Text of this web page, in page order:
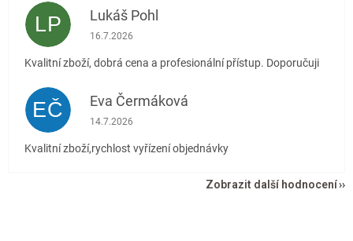
LP Lukáš Pohl
Hodnocení obchodu je 5 z 5 hvězdiček.
16.7.2026
Kvalitní zboží, dobrá cena a profesionální přístup. Doporučuji
EČ Eva Čermáková
Hodnocení obchodu je 5 z 5 hvězdiček.
14.7.2026
Kvalitní zboží,rychlost vyřízení objednávky
Zobrazit další hodnocení